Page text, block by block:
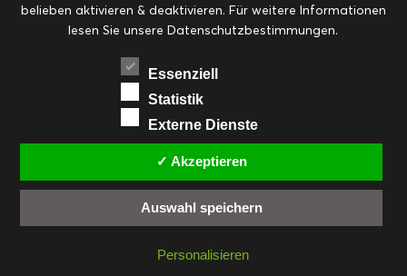
Brot & GebäckBrunch & Snacks Drinks &
Frühstück, Brunch &
Geschenke aus der Küche
Hauptspeisen pikant
Hauptspeisen süßKekseKITCHENSTORIES
Kuchen, Torten & Desserts
Kulinarische Mitbringsel &
Eingemachtes Ohne Kategorie Ostern Resteküche
SaisonalSlider
belieben aktivieren & deaktivieren. Für weitere Informationen
lesen Sie unsere Datenschutzbestimmungen.
Essenziell
Statistik
Externe Dienste
✓ Akzeptieren
Auswahl speichern
Personalisieren